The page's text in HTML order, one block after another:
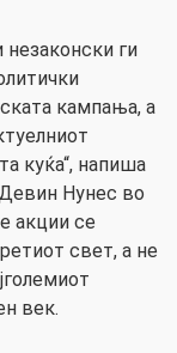
ги
кампања, а
куќа“, напиша
Нунес во
акции се
свет, а не
век.